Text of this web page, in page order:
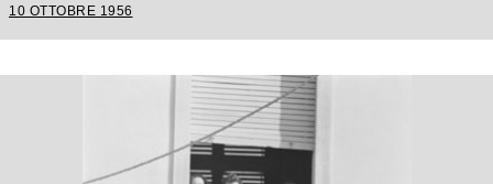
10 OTTOBRE 1956